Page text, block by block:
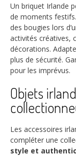
Un briquet Irlande
de moments
des bougies lors
activités créatives,
décorations.
plus de sécurité.
pour les imprévus.
Objets
Les accessoires
compléter une
style et